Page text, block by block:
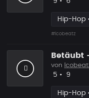
Hip-Hop
#lcobeatz
Betäubt
von
Likes
5 • 9
Hip-Hop